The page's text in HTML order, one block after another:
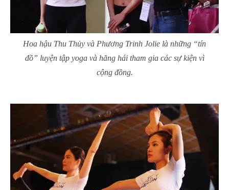
Hoa hậu Thu Thủy và Phương Trinh Jolie là những “tín
đồ” luyện tập yoga và hăng hái tham gia các sự kiện vì
cộng đồng.